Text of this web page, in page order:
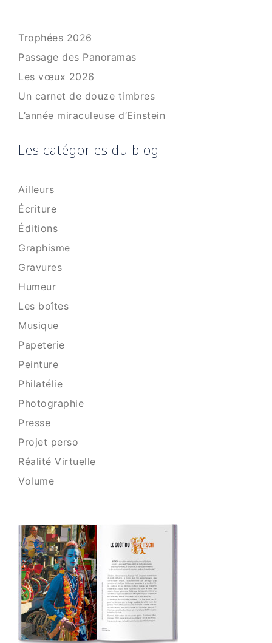
Trophées 2026
Passage des Panoramas
Les vœux 2026
Un carnet de douze timbres
L’année miraculeuse d’Einstein
Les catégories du blog
Ailleurs
Écriture
Éditions
Graphisme
Gravures
Humeur
Les boîtes
Musique
Papeterie
Peinture
Philatélie
Photographie
Presse
Projet perso
Réalité Virtuelle
Volume